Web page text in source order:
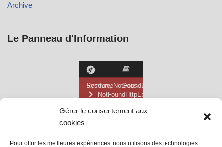
Gérer le consentement aux
cookies
Pour offrir les meilleures expériences, nous utilisons des technologies
Archive
Le Panneau d'Information